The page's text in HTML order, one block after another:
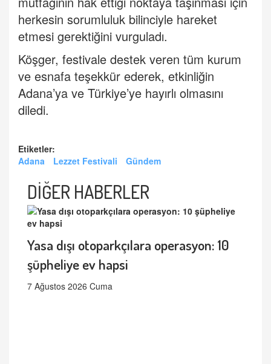
herkesin sorumluluk bilinciyle hareket
etmesi gerektiğini vurguladı.
Köşger, festivale destek veren tüm kurum
ve esnafa teşekkür ederek, etkinliğin
Adana’ya ve Türkiye’ye hayırlı olmasını
diledi.
Etiketler:
Adana
Lezzet Festivali Gündem
DİĞER HABERLER
Yasa dışı otoparkçılara operasyon: 10
şüpheliye ev hapsi
7 Ağustos 2026 Cuma